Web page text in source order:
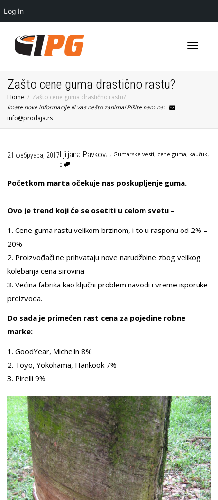
Log In
Zašto cene guma drastično rastu?
Home
Zašto cene guma drastično rastu?
Imate nove informacije ili vas nešto zanima! Pišite nam na:
info@prodaja.rs
Ljiljana Pavkov,
21 фебруара, 2017 , Gumarske vesti, cene guma, kaučuk,
0
Početkom marta očekuje nas poskupljenje guma.
Ovo je trend koji će se osetiti u celom svetu –
1. Cene guma rastu velikom brzinom, i to u rasponu od 2% –
20%
2. Proizvođači ne prihvataju nove narudžbine zbog velikog
kolebanja cena sirovina
3. Većina fabrika kao ključni problem navodi i vreme isporuke
proizvoda.
Do sada je primećen rast cena za pojedine robne
marke:
1. GoodYear, Michelin 8%
2. Toyo, Yokohama, Hankook 7%
3. Pirelli 9%